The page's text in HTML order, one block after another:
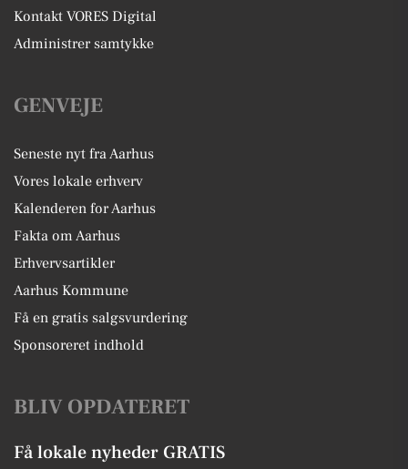
Kontakt VORES Digital
Administrer samtykke
GENVEJE
Seneste nyt fra Aarhus
Vores lokale erhverv
Kalenderen for Aarhus
Fakta om Aarhus
Erhvervsartikler
Aarhus Kommune
Få en gratis salgsvurdering
Sponsoreret indhold
BLIV OPDATERET
Få lokale nyheder GRATIS